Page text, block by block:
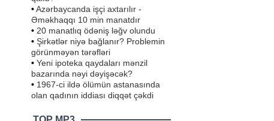
•Azərbaycanda işçi axtarılır -
Əməkhaqqı 10 min manatdır
• 20 manatlıq ödəniş ləğv olundu
• Şirkətlər niyə bağlanır? Problemin
görünməyən tərəfləri
• Yeni ipoteka qaydaları mənzil
bazarında nəyi dəyişəcək?
• 1967-ci ildə ölümün astanasında
olan qadının iddiası diqqət çəkdi